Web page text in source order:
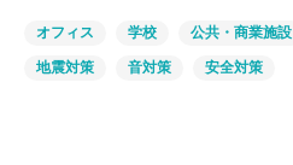
オフィス 学校 公共・商業施設
地震対策 音対策 安全対策